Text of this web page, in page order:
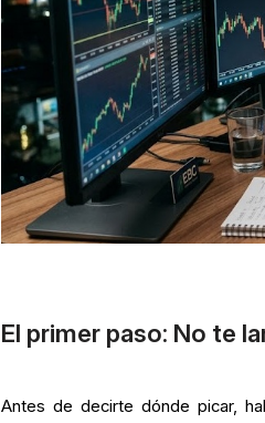
El primer paso: No te
Antes de decirte dónde picar,